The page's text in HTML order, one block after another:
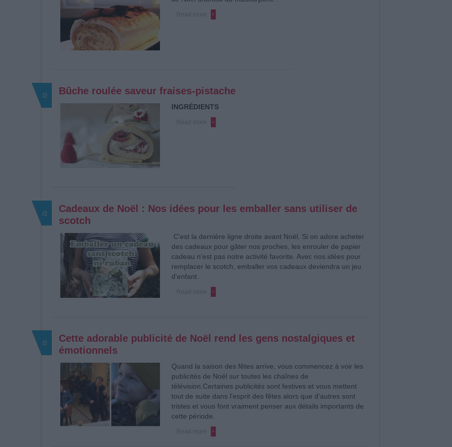
Bûche roulée saveur fraises-pistache
/2
INGRÉDIENTS
Cadeaux de Noël : Nos idées pour les emballer sans utiliser de
scotch
/2
C'est la dernière ligne droite avant Noël. Si on adore acheter
des cadeaux pour gâter nos proches, les enrouler de papier
cadeau n'est pas notre activité favorite. Avec nos idées pour
remplacer le scotch, emballer vos cadeaux deviendra un jeu
d'enfant.
Cette adorable publicité de Noël rend les gens nostalgiques et
émotionnels
/2
Quand la saison des fêtes arrive, vous commencez à voir les
publicités de Noël sur toutes les chaînes de
télévision. Certaines publicités sont festives et vous mettent
tout de suite dans l'esprit des fêtes alors que d'autres sont
tristes et vous font vraiment penser aux détails importants de
cette période.